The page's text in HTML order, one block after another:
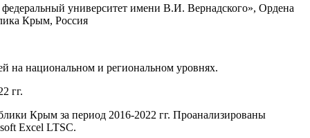
университет имени В.И. Вернадского», Ордена
Крым, Россия
на национальном и региональном уровнях.
гг.
Крым за период 2016-2022 гг. Проанализированы
Excel LTSC.